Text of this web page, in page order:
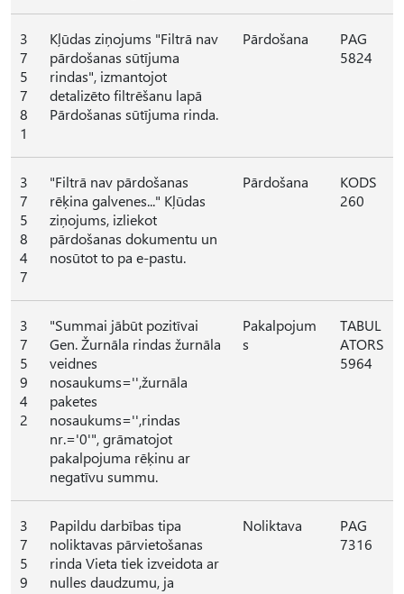
3
7
5
7
8
1
Kļūdas ziņojums "Filtrā nav
pārdošanas sūtījuma
rindas", izmantojot
detalizēto filtrēšanu lapā
Pārdošanas sūtījuma rinda.
Pārdošana
PAG
5824
3
7
5
8
4
7
"Filtrā nav pārdošanas
rēķina galvenes..." Kļūdas
ziņojums, izliekot
pārdošanas dokumentu un
nosūtot to pa e-pastu.
Pārdošana
KODS
260
3
7
5
9
4
2
"Summai jābūt pozitīvai
Gen. Žurnāla rindas žurnāla
veidnes
nosaukums='',žurnāla
paketes
nosaukums='',rindas
nr.='0'", grāmatojot
pakalpojuma rēķinu ar
negatīvu summu.
Pakalpojum
s
TABUL
ATORS
5964
3
7
5
9
Papildu darbības tipa
noliktavas pārvietošanas
rinda Vieta tiek izveidota ar
nulles daudzumu, ja
Noliktava
PAG
7316